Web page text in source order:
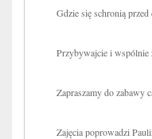
Gdzie się schronią
Przybywajcie i wspólnie
Zapraszamy do zabawy
Zajęcia poprowadzi